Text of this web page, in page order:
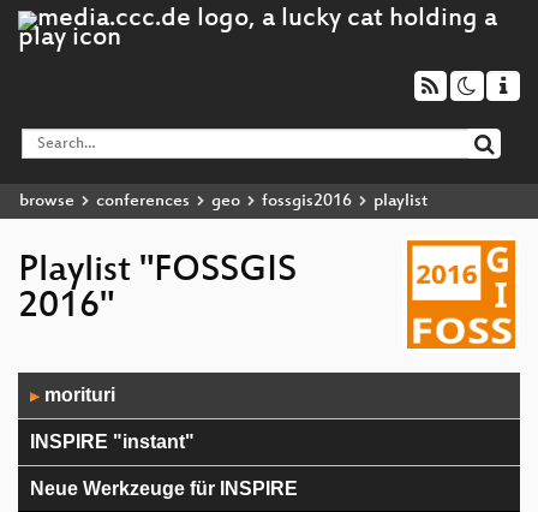
browse conferences geo fossgis2016 playlist
Playlist "FOSSGIS
2016"
Player
▶ morituri
INSPIRE "instant"
Neue Werkzeuge für INSPIRE